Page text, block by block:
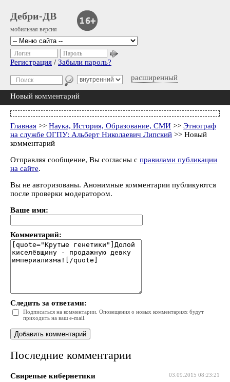
Дебри-ДВ
мобильная версия
расширенный
Логин Пароль
Регистрация / Забыли пароль?
Новый комментарий
Главная >> Наука, История, Образование, СМИ >> Этнограф
на службе ОГПУ: Альберт Николаевич Липский >> Новый
комментарий
Отправляя сообщение, Вы согласны с правилами публикации
на сайте.
Вы не авторизованы. Анонимные комментарии публикуются
после проверки модератором.
Ваше имя:
Комментарий:
Следить за ответами:
Подписаться на комментарии. Оповещения о новых комментариях будут
приходить на ваш e-mail.
Последние комментарии
03.09.2015 08:23:21
Свирепые кибернетики